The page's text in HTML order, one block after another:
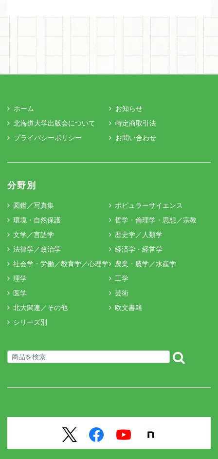
ホーム
お知らせ
北海道大学出版会について
特定商取引法
プライバシーポリシー
お問い合わせ
分野別
図鑑／写真集
ポピュラーサイエンス
環境・自然保護
哲学・倫理学・思想／宗教
文学／言語学
歴史学／人類学
法律学／政治学
経済学・経営学
社会学・労働／教育学／心理学
農業・農学／水産学
理学
工学
医学
芸術
北大関連／その他
欧文書籍
シリーズ別